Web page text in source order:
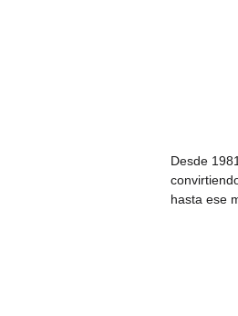
Desde
hasta ese